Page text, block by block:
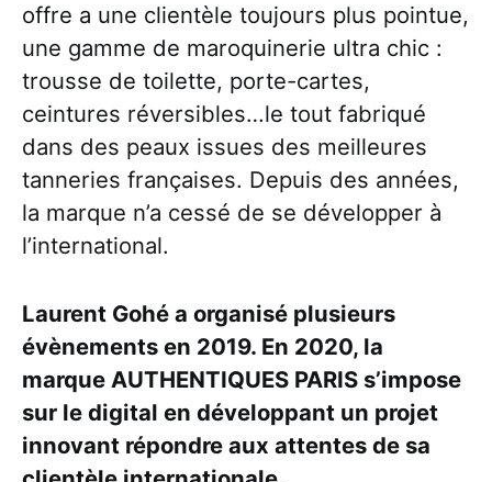
offre a une clientèle toujours plus pointue,
une gamme de maroquinerie ultra chic :
trousse de toilette, porte-cartes,
ceintures réversibles…le tout fabriqué
dans des peaux issues des meilleures
tanneries françaises. Depuis des années,
la marque n’a cessé de se développer à
l’international.
Laurent Gohé a organisé plusieurs
évènements en 2019. En 2020, la
marque AUTHENTIQUES PARIS s’impose
sur le digital en développant un projet
innovant répondre aux attentes de sa